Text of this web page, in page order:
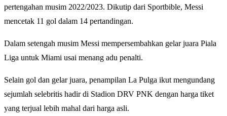
pertengahan musim 2022/2023. Dikutip dari Sportbible, Messi
mencetak 11 gol dalam 14 pertandingan.
Dalam setengah musim Messi mempersembahkan gelar juara Piala
Liga untuk Miami usai menang adu penalti.
Selain gol dan gelar juara, penampilan La Pulga ikut mengundang
sejumlah selebritis hadir di Stadion DRV PNK dengan harga tiket
yang terjual lebih mahal dari harga asli.